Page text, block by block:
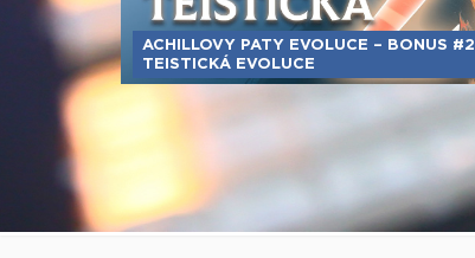
ACHILLOVY PATY EVOLUCE – BONUS #2
TEISTICKÁ EVOLUCE